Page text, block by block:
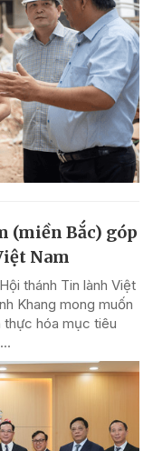
(miền Bắc) góp
Nam
thánh Tin lành Việt
Khang mong muốn
thực hóa mục tiêu